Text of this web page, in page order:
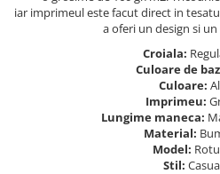
Tricouri Tattoo
Religious
iar imprimeul este facut direct in
a oferi un design si
Croiala:
Culoare de
Culoare:
Imprimeu:
Lungime maneca:
Material:
Model:
Stil: